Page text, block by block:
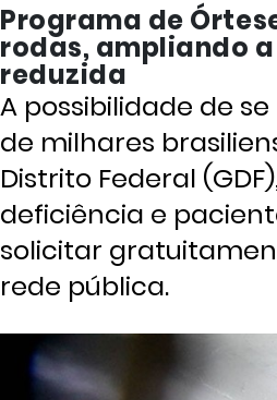
Programa de
rodas, ampliando
reduzida
A possibilidade de
de milhares
Distrito Federal
deficiência e
solicitar
rede pública.